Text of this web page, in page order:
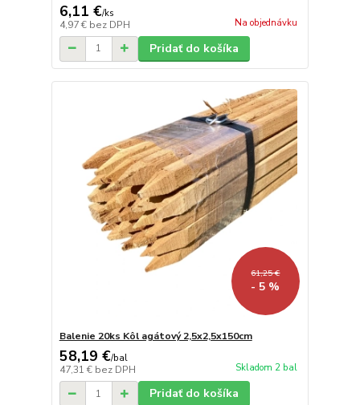
6,11 €/ks
4,97 € bez DPH Na objednávku
Pridať do košíka
61,25 €
- 5 %
Balenie 20ks Kôl agátový 2,5x2,5x150cm
58,19 €/bal
47,31 € bez DPH Skladom 2 bal
Pridať do košíka